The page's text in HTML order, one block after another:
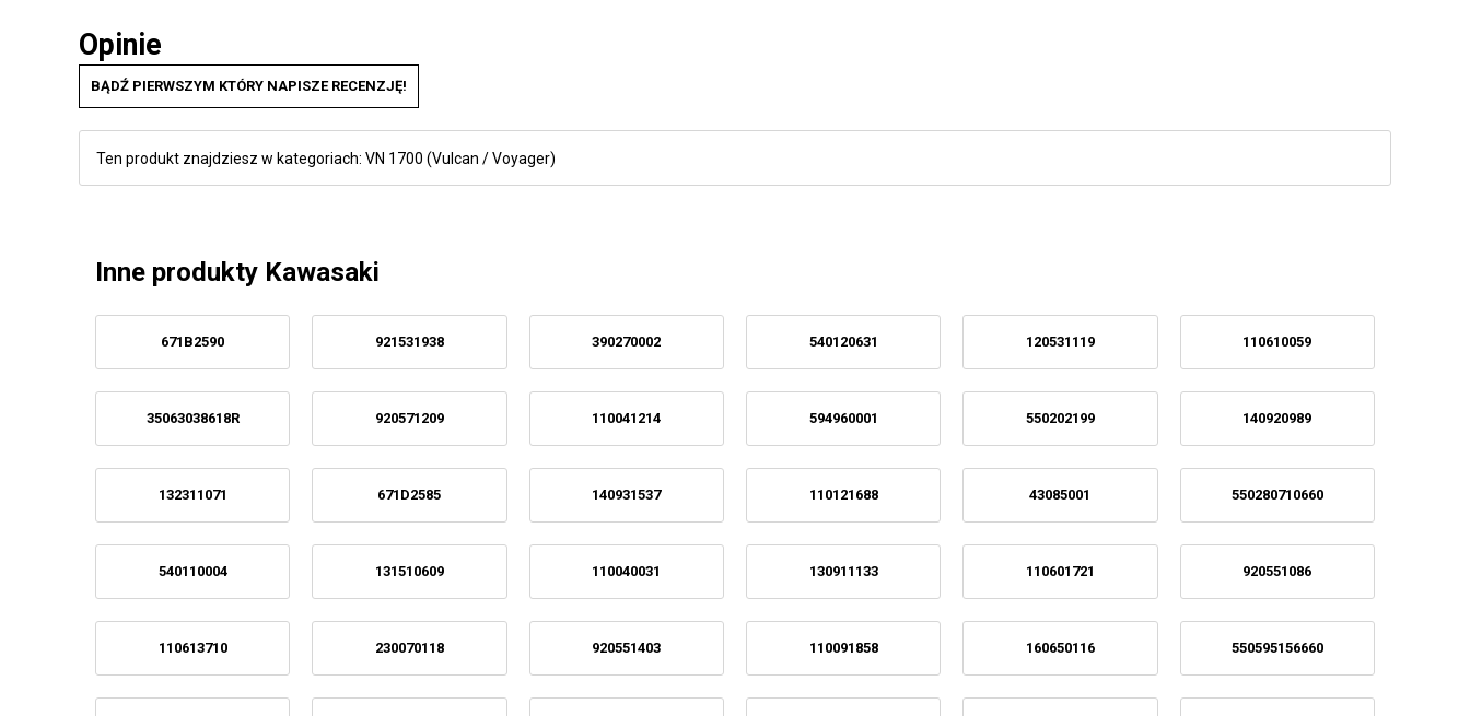
Opinie
BĄDŹ PIERWSZYM KTÓRY NAPISZE RECENZJĘ!
Ten produkt znajdziesz w kategoriach: VN 1700 (Vulcan / Voyager)
Inne produkty Kawasaki
671B2590 921531938 390270002 540120631 120531119 110610059
35063038618R 920571209 110041214 594960001 550202199 140920989
132311071 671D2585 140931537 110121688 43085001 550280710660
540110004 131510609 110040031 130911133 110601721 920551086
110613710 230070118 920551403 110091858 160650116 550595156660